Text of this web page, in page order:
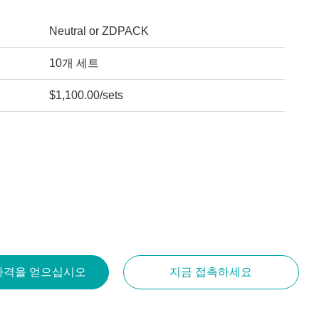
Neutral or ZDPACK
10개 세트
$1,100.00/sets
격을 얻으십시오 지금 접촉하세요